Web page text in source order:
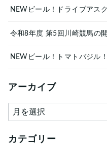
NEWビール！ドライブアス
令和8年度 第5回川崎競馬の
NEWビール！トマトバジル！
アーカイブ
ア
ー
カ
カテゴリー